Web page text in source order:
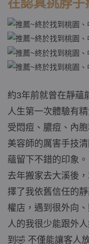
約3年前就曾在靜蘊
人生第一次體驗有
受悶痘、膿痘、內
美容師的厲害手技
蘊留下不錯的印象。
去年搬家去大溪後
擇了我依舊信任的
權店，遇到很外向
人的我很少能跟外
到🤣 不僅能讓客人